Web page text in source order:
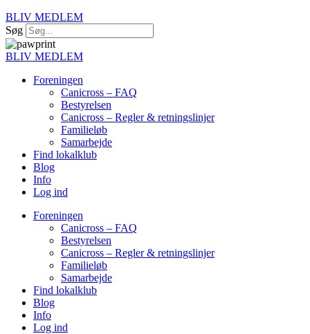
BLIV MEDLEM
Søg
BLIV MEDLEM
Foreningen
Canicross – FAQ
Bestyrelsen
Canicross – Regler & retningslinjer
Familieløb
Samarbejde
Find lokalklub
Blog
Info
Log ind
Foreningen
Canicross – FAQ
Bestyrelsen
Canicross – Regler & retningslinjer
Familieløb
Samarbejde
Find lokalklub
Blog
Info
Log ind